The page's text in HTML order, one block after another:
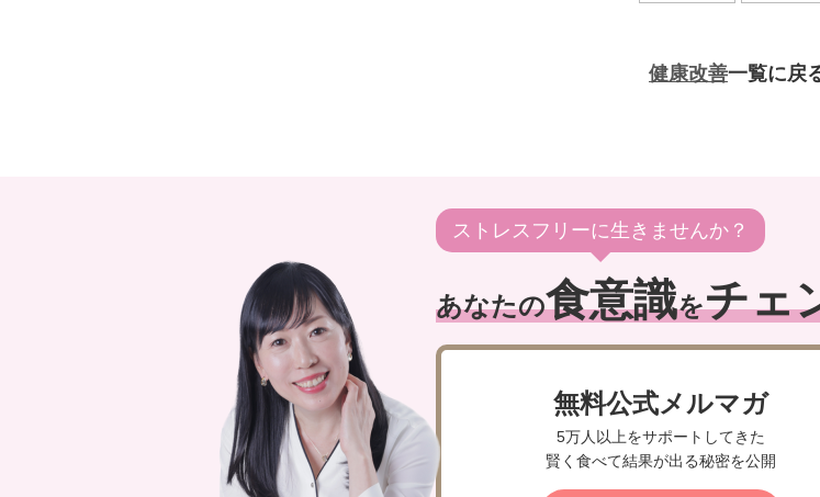
健康改善一覧に戻
ストレスフリーに生きませんか？
あなたの食意識をチェ
無料公式メルマガ
5万人以上をサポートしてきた
賢く食べて結果が出る秘密を公開